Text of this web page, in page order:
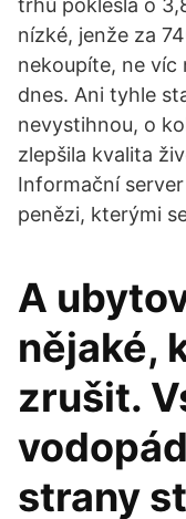
trhů poklesla o
nízké, jenže za
nekoupíte, ne víc
dnes. Ani tyhle
nevystihnou, o
zlepšila kvalita
Informační
penězi, kterými
A
nějaké,
zrušit.
strany